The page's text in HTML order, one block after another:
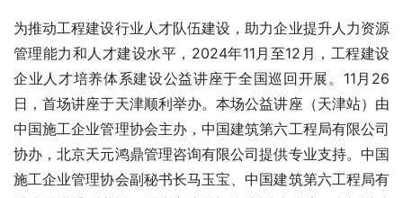
为推动工程建设行业人才队伍建设，助力企业提升人力资源
管理能力和人才建设水平，2024年11月至12月，工程建设
企业人才培养体系建设公益讲座于全国巡回开展。11月26
日，首场讲座于天津顺利举办。本场公益讲座（天津站）由
中国施工企业管理协会主办，中国建筑第六工程局有限公司
协办，北京天元鸿鼎管理咨询有限公司提供专业支持。中国
施工企业管理协会副秘书长马玉宝、中国建筑第六工程局有